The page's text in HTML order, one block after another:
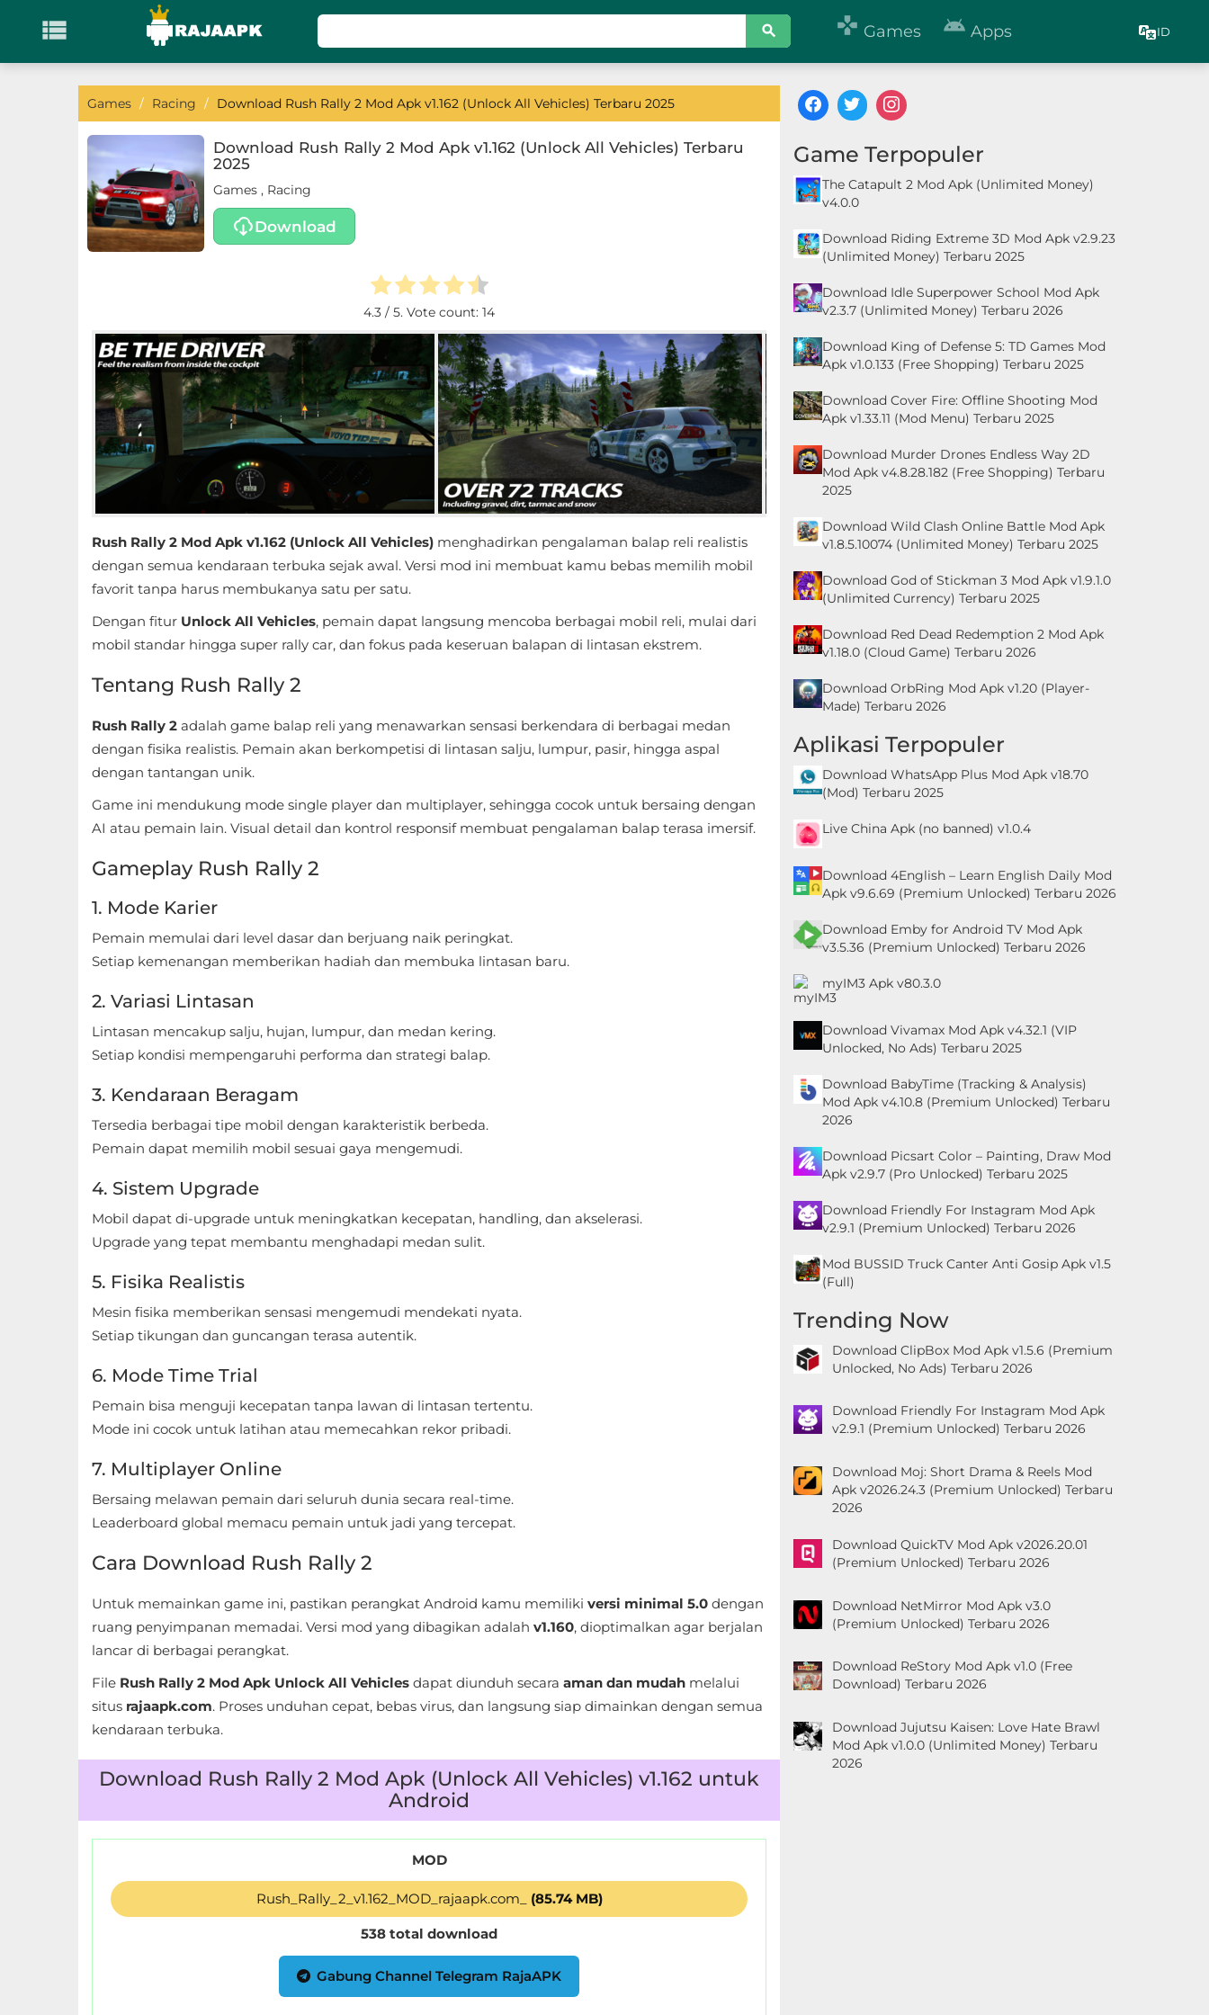
  Games  Apps ID
KATEGORI
Games
Adventure
Educational
Hypercasual
Simulation
Communication
Education
Games / Racing / Download Rush Rally 2 Mod Apk v1.162 (Unlock All Vehicles) Terbaru 2025
Download Rush Rally 2 Mod Apk v1.162 (Unlock All Vehicles) Terbaru
2025
Games , Racing
Download
4.3 / 5. Vote count: 14
Rush Rally 2 Mod Apk v1.162 (Unlock All Vehicles) menghadirkan pengalaman balap reli realistis
dengan semua kendaraan terbuka sejak awal. Versi mod ini membuat kamu bebas memilih mobil
favorit tanpa harus membukanya satu per satu.
Dengan fitur Unlock All Vehicles, pemain dapat langsung mencoba berbagai mobil reli, mulai dari
mobil standar hingga super rally car, dan fokus pada keseruan balapan di lintasan ekstrem.
Tentang Rush Rally 2
Rush Rally 2 adalah game balap reli yang menawarkan sensasi berkendara di berbagai medan
dengan fisika realistis. Pemain akan berkompetisi di lintasan salju, lumpur, pasir, hingga aspal
dengan tantangan unik.
Game ini mendukung mode single player dan multiplayer, sehingga cocok untuk bersaing dengan
AI atau pemain lain. Visual detail dan kontrol responsif membuat pengalaman balap terasa imersif.
Gameplay Rush Rally 2
1. Mode Karier
Pemain memulai dari level dasar dan berjuang naik peringkat.
Setiap kemenangan memberikan hadiah dan membuka lintasan baru.
2. Variasi Lintasan
Lintasan mencakup salju, hujan, lumpur, dan medan kering.
Setiap kondisi mempengaruhi performa dan strategi balap.
3. Kendaraan Beragam
Tersedia berbagai tipe mobil dengan karakteristik berbeda.
Pemain dapat memilih mobil sesuai gaya mengemudi.
4. Sistem Upgrade
Mobil dapat di-upgrade untuk meningkatkan kecepatan, handling, dan akselerasi.
Upgrade yang tepat membantu menghadapi medan sulit.
5. Fisika Realistis
Mesin fisika memberikan sensasi mengemudi mendekati nyata.
Setiap tikungan dan guncangan terasa autentik.
6. Mode Time Trial
Pemain bisa menguji kecepatan tanpa lawan di lintasan tertentu.
Mode ini cocok untuk latihan atau memecahkan rekor pribadi.
7. Multiplayer Online
Bersaing melawan pemain dari seluruh dunia secara real-time.
Leaderboard global memacu pemain untuk jadi yang tercepat.
Cara Download Rush Rally 2
Untuk memainkan game ini, pastikan perangkat Android kamu memiliki versi minimal 5.0 dengan
ruang penyimpanan memadai. Versi mod yang dibagikan adalah v1.160, dioptimalkan agar berjalan
lancar di berbagai perangkat.
File Rush Rally 2 Mod Apk Unlock All Vehicles dapat diunduh secara aman dan mudah melalui
situs rajaapk.com. Proses unduhan cepat, bebas virus, dan langsung siap dimainkan dengan semua
kendaraan terbuka.
Download Rush Rally 2 Mod Apk (Unlock All Vehicles) v1.162 untuk
Android
MOD
Rush_Rally_2_v1.162_MOD_rajaapk.com_ (85.74 MB)
538 total download
Gabung Channel Telegram RajaAPK
Game Terpopuler
The Catapult 2 Mod Apk (Unlimited Money)
v4.0.0
Download Riding Extreme 3D Mod Apk v2.9.23
(Unlimited Money) Terbaru 2025
Download Idle Superpower School Mod Apk
v2.3.7 (Unlimited Money) Terbaru 2026
Download King of Defense 5: TD Games Mod
Apk v1.0.133 (Free Shopping) Terbaru 2025
Download Cover Fire: Offline Shooting Mod
Apk v1.33.11 (Mod Menu) Terbaru 2025
Download Murder Drones Endless Way 2D
Mod Apk v4.8.28.182 (Free Shopping) Terbaru
2025
Download Wild Clash Online Battle Mod Apk
v1.8.5.10074 (Unlimited Money) Terbaru 2025
Download God of Stickman 3 Mod Apk v1.9.1.0
(Unlimited Currency) Terbaru 2025
Download Red Dead Redemption 2 Mod Apk
v1.18.0 (Cloud Game) Terbaru 2026
Download OrbRing Mod Apk v1.20 (Player-
Made) Terbaru 2026
Aplikasi Terpopuler
Download WhatsApp Plus Mod Apk v18.70
(Mod) Terbaru 2025
Live China Apk (no banned) v1.0.4
Download 4English – Learn English Daily Mod
Apk v9.6.69 (Premium Unlocked) Terbaru 2026
Download Emby for Android TV Mod Apk
v3.5.36 (Premium Unlocked) Terbaru 2026
myIM3 Apk v80.3.0
Download Vivamax Mod Apk v4.32.1 (VIP
Unlocked, No Ads) Terbaru 2025
Download BabyTime (Tracking & Analysis)
Mod Apk v4.10.8 (Premium Unlocked) Terbaru
2026
Download Picsart Color – Painting, Draw Mod
Apk v2.9.7 (Pro Unlocked) Terbaru 2025
Download Friendly For Instagram Mod Apk
v2.9.1 (Premium Unlocked) Terbaru 2026
Mod BUSSID Truck Canter Anti Gosip Apk v1.5
(Full)
Trending Now
Download ClipBox Mod Apk v1.5.6 (Premium
Unlocked, No Ads) Terbaru 2026
Download Friendly For Instagram Mod Apk
v2.9.1 (Premium Unlocked) Terbaru 2026
Download Moj: Short Drama & Reels Mod
Apk v2026.24.3 (Premium Unlocked) Terbaru
2026
Download QuickTV Mod Apk v2026.20.01
(Premium Unlocked) Terbaru 2026
Download NetMirror Mod Apk v3.0
(Premium Unlocked) Terbaru 2026
Download ReStory Mod Apk v1.0 (Free
Download) Terbaru 2026
Download Jujutsu Kaisen: Love Hate Brawl
Mod Apk v1.0.0 (Unlimited Money) Terbaru
2026